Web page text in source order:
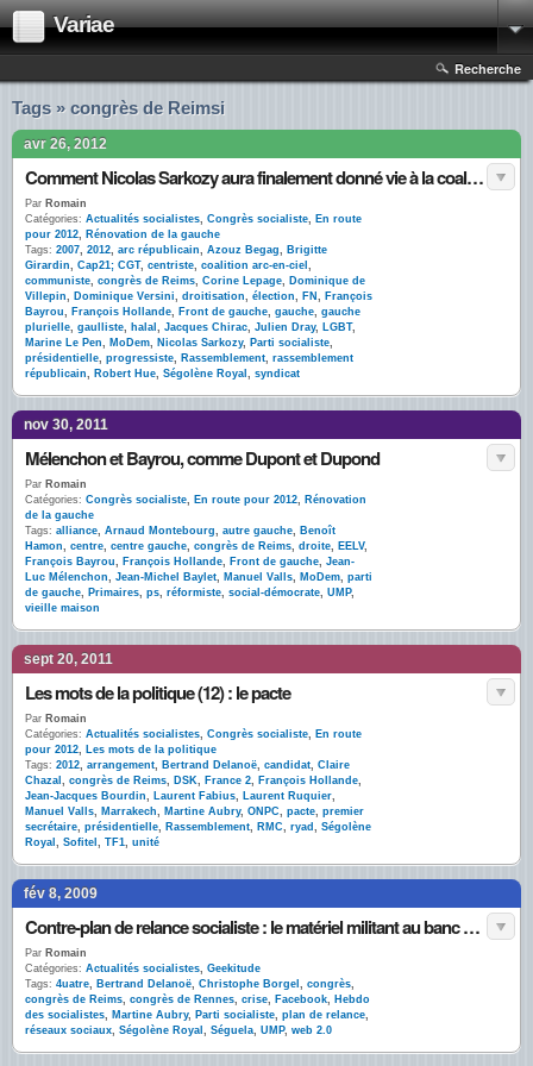
Variae
Recherche
Tags » congrès de Reimsi
avr 26, 2012
Comment Nicolas Sarkozy aura finalement donné vie à la coalition arc-en-ciel … contre lui
Par Romain
Catégories: Actualités socialistes, Congrès socialiste, En route
pour 2012, Rénovation de la gauche
Tags: 2007, 2012, arc républicain, Azouz Begag, Brigitte
Girardin, Cap21; CGT, centriste, coalition arc-en-ciel ,
communiste, congrès de Reims, Corine Lepage, Dominique de
Villepin, Dominique Versini, droitisation, élection, FN , François
Bayrou, François Hollande, Front de gauche, gauche, gauche
plurielle, gaulliste, halal , Jacques Chirac, Julien Dray, LGBT,
Marine Le Pen, MoDem, Nicolas Sarkozy, Parti socialiste,
présidentielle, progressiste, Rassemblement, rassemblement
républicain, Robert Hue, Ségolène Royal , syndicat
nov 30, 2011
Mélenchon et Bayrou, comme Dupont et Dupond
Par Romain
Catégories: Congrès socialiste, En route pour 2012, Rénovation
de la gauche
Tags: alliance, Arnaud Montebourg, autre gauche, Benoît
Hamon, centre, centre gauche, congrès de Reims, droite, EELV,
François Bayrou, François Hollande, Front de gauche, Jean-
Luc Mélenchon, Jean-Michel Baylet, Manuel Valls, MoDem, parti
de gauche, Primaires, ps, réformiste, social-démocrate, UMP,
vieille maison
sept 20, 2011
Les mots de la politique (12) : le pacte
Par Romain
Catégories: Actualités socialistes, Congrès socialiste, En route
pour 2012, Les mots de la politique
Tags: 2012, arrangement, Bertrand Delanoë, candidat, Claire
Chazal , congrès de Reims, DSK, France 2, François Hollande,
Jean-Jacques Bourdin, Laurent Fabius, Laurent Ruquier,
Manuel Valls, Marrakech, Martine Aubry, ONPC, pacte, premier
secrétaire, présidentielle, Rassemblement, RMC, ryad , Ségolène
Royal , Sofitel , TF1, unité
fév 8, 2009
Contre-plan de relance socialiste : le matériel militant au banc d’essai
Par Romain
Catégories: Actualités socialistes, Geekitude
Tags: 4uatre, Bertrand Delanoë, Christophe Borgel , congrès,
congrès de Reims, congrès de Rennes, crise, Facebook, Hebdo
des socialistes, Martine Aubry, Parti socialiste, plan de relance,
réseaux sociaux, Ségolène Royal , Séguela, UMP, web 2.0